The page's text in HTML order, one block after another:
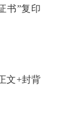
书”复印
文+封背